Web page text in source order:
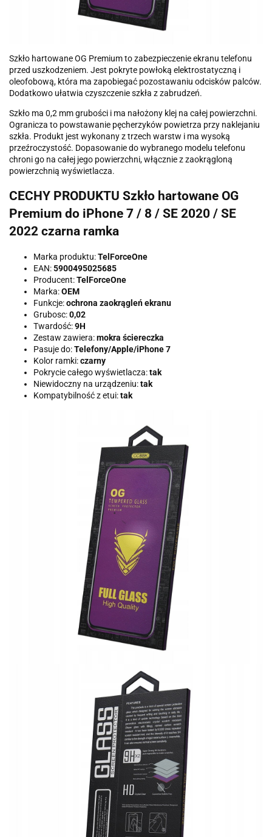
Szkło hartowane OG Premium to zabezpieczenie ekranu telefonu
przed uszkodzeniem. Jest pokryte powłoką elektrostatyczną i
oleofobową, która ma zapobiegać pozostawaniu odcisków palców.
Dodatkowo ułatwia czyszczenie szkła z zabrudzeń.
Szkło ma 0,2 mm grubości i ma nałożony klej na całej powierzchni.
Ogranicza to powstawanie pęcherzyków powietrza przy naklejaniu
szkła. Produkt jest wykonany z trzech warstw i ma wysoką
przeźroczystość. Dopasowanie do wybranego modelu telefonu
chroni go na całej jego powierzchni, włącznie z zaokrągloną
powierzchnią wyświetlacza.
CECHY PRODUKTU Szkło hartowane OG
Premium do iPhone 7 / 8 / SE 2020 / SE
2022 czarna ramka
Marka produktu:TelForceOne
EAN:5900495025685
Producent:TelForceOne
Marka:OEM
Funkcje:ochrona zaokrągleń ekranu
Grubosc:0,02
Twardość:9H
Zestaw zawiera:mokra ściereczka
Pasuje do:Telefony/Apple/iPhone 7
Kolor ramki:czarny
Pokrycie całego wyświetlacza:tak
Niewidoczny na urządzeniu:tak
Kompatybilność z etui:tak